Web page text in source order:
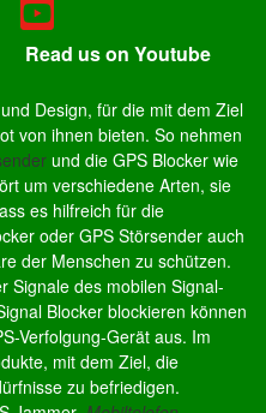
Read us on Youtube
Design, für die mit dem Ziel
von ihnen bieten. So nehmen
und die GPS Blocker wie
um verschiedene Arten, sie
es hilfreich für die
oder GPS Störsender auch
der Menschen zu schützen.
Signale des mobilen Signal-
Blocker blockieren können
Verfolgung-Gerät aus. Im
mit dem Ziel, die
zu befriedigen.